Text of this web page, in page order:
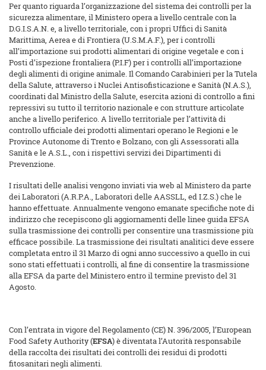
Per quanto riguarda l’organizzazione del sistema dei controlli per la
sicurezza alimentare, il Ministero opera a livello centrale con la
D.G.I.S.A.N. e, a livello territoriale, con i propri Uffici di Sanità
Marittima, Aerea e di Frontiera (U.S.M.A.F.), per i controlli
all’importazione sui prodotti alimentari di origine vegetale e con i
Posti d’ispezione frontaliera (P.I.F) per i controlli all’importazione
degli alimenti di origine animale. Il Comando Carabinieri per la Tutela
della Salute, attraverso i Nuclei Antisofisticazione e Sanità (N.A.S.),
coordinati dal Ministro della Salute, esercita azioni di controllo a fini
repressivi su tutto il territorio nazionale e con strutture articolate
anche a livello periferico. A livello territoriale per l’attività di
controllo ufficiale dei prodotti alimentari operano le Regioni e le
Province Autonome di Trento e Bolzano, con gli Assessorati alla
Sanità e le A.S.L., con i rispettivi servizi dei Dipartimenti di
Prevenzione.
I risultati delle analisi vengono inviati via web al Ministero da parte
dei Laboratori (A.R.P.A., Laboratori delle AASSLL, ed I.Z.S.) che le
hanno effettuate. Annualmente vengono emanate specifiche note di
indirizzo che recepiscono gli aggiornamenti delle linee guida EFSA
sulla trasmissione dei controlli per consentire una trasmissione più
efficace possibile. La trasmissione dei risultati analitici deve essere
completata entro il 31 Marzo di ogni anno successivo a quello in cui
sono stati effettuati i controlli, al fine di consentire la trasmissione
alla EFSA da parte del Ministero entro il termine previsto del 31
Agosto.
Con l’entrata in vigore del Regolamento (CE) N. 396/2005, l’European
Food Safety Authority (EFSA) è diventata l’Autorità responsabile
della raccolta dei risultati dei controlli dei residui di prodotti
fitosanitari negli alimenti.